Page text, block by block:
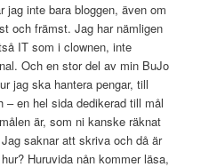
jag inte bara bloggen, även om
och främst. Jag har nämligen
IT som i clownen, inte
Och en stor del av min BuJo
jag ska hantera pengar, till
en hel sida dedikerad till mål
är, som ni kanske räknat
saknar att skriva och då är
Huruvida nån kommer läsa,